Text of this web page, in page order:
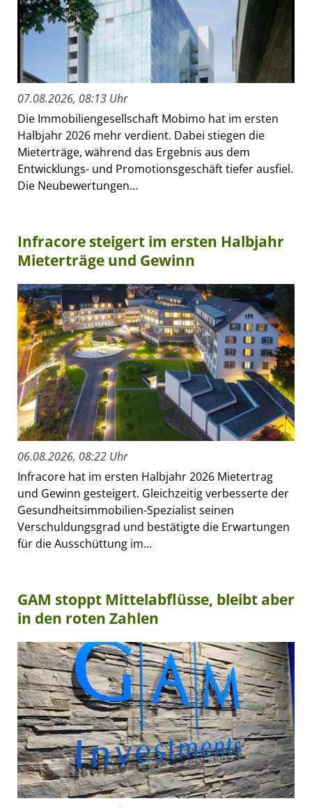
07.08.2026, 08:13 Uhr
Die Immobiliengesellschaft Mobimo hat im ersten
Halbjahr 2026 mehr verdient. Dabei stiegen die
Mieterträge, während das Ergebnis aus dem
Entwicklungs- und Promotionsgeschäft tiefer ausfiel.
Die Neubewertungen...
Infracore steigert im ersten Halbjahr
Mieterträge und Gewinn
06.08.2026, 08:22 Uhr
Infracore hat im ersten Halbjahr 2026 Mietertrag
und Gewinn gesteigert. Gleichzeitig verbesserte der
Gesundheitsimmobilien-Spezialist seinen
Verschuldungsgrad und bestätigte die Erwartungen
für die Ausschüttung im...
GAM stoppt Mittelabflüsse, bleibt aber
in den roten Zahlen